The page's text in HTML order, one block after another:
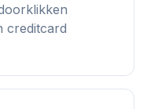
creditcard